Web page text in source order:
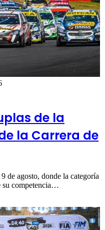
de la
la Carrera de
de agosto, donde la categoría
su competencia…